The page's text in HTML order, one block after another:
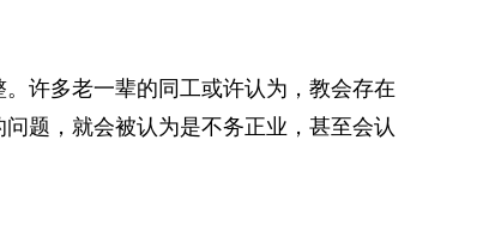
许多老一辈的同工或许认为，教会存在
题，就会被认为是不务正业，甚至会认